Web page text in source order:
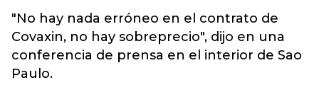
"No hay nada erróneo en el contrato de
Covaxin, no hay sobreprecio", dijo en una
conferencia de prensa en el interior de Sao
Paulo.